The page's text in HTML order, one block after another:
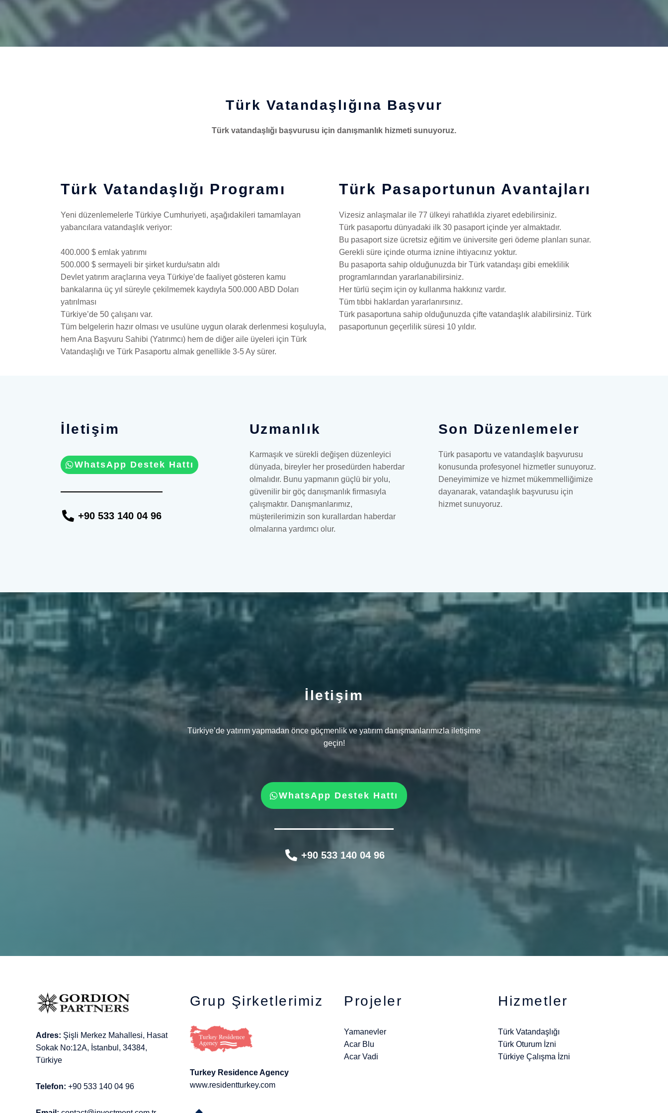
Türk Vatandaşlığına Başvur
Türk vatandaşlığı başvurusu için danışmanlık hizmeti sunuyoruz.
Türk Vatandaşlığı Programı
Yeni düzenlemelerle Türkiye Cumhuriyeti, aşağıdakileri tamamlayan
yabancılara vatandaşlık veriyor:
400.000 $ emlak yatırımı
500.000 $ sermayeli bir şirket kurdu/satın aldı
Devlet yatırım araçlarına veya Türkiye’de faaliyet gösteren kamu
bankalarına üç yıl süreyle çekilmemek kaydıyla 500.000 ABD Doları
yatırılması
Türkiye’de 50 çalışanı var.
Tüm belgelerin hazır olması ve usulüne uygun olarak derlenmesi koşuluyla,
hem Ana Başvuru Sahibi (Yatırımcı) hem de diğer aile üyeleri için Türk
Vatandaşlığı ve Türk Pasaportu almak genellikle 3-5 Ay sürer.
Türk Pasaportunun Avantajları
Vizesiz anlaşmalar ile 77 ülkeyi rahatlıkla ziyaret edebilirsiniz.
Türk pasaportu dünyadaki ilk 30 pasaport içinde yer almaktadır.
Bu pasaport size ücretsiz eğitim ve üniversite geri ödeme planları sunar.
Gerekli süre içinde oturma iznine ihtiyacınız yoktur.
Bu pasaporta sahip olduğunuzda bir Türk vatandaşı gibi emeklilik
programlarından yararlanabilirsiniz.
Her türlü seçim için oy kullanma hakkınız vardır.
Tüm tıbbi haklardan yararlanırsınız.
Türk pasaportuna sahip olduğunuzda çifte vatandaşlık alabilirsiniz. Türk
pasaportunun geçerlilik süresi 10 yıldır.
İletişim
WhatsApp Destek Hattı
+90 533 140 04 96
Uzmanlık
Karmaşık ve sürekli değişen düzenleyici
dünyada, bireyler her prosedürden haberdar
olmalıdır. Bunu yapmanın güçlü bir yolu,
güvenilir bir göç danışmanlık firmasıyla
çalışmaktır. Danışmanlarımız,
müşterilerimizin son kurallardan haberdar
olmalarına yardımcı olur.
Son Düzenlemeler
Türk pasaportu ve vatandaşlık başvurusu
konusunda profesyonel hizmetler sunuyoruz.
Deneyimimize ve hizmet mükemmelliğimize
dayanarak, vatandaşlık başvurusu için
hizmet sunuyoruz.
İletişim
Türkiye’de yatırım yapmadan önce göçmenlik ve yatırım danışmanlarımızla iletişime
geçin!
WhatsApp Destek Hattı
+90 533 140 04 96
Adres: Şişli Merkez Mahallesi, Hasat
Sokak No:12A, İstanbul, 34384,
Türkiye
Telefon: +90 533 140 04 96
Grup Şirketlerimiz
Turkey Residence Agency
www.residentturkey.com
Projeler
Yamanevler
Acar Blu
Acar Vadi
Hizmetler
Türk Vatandaşlığı
Türk Oturum İzni
Türkiye Çalışma İzni